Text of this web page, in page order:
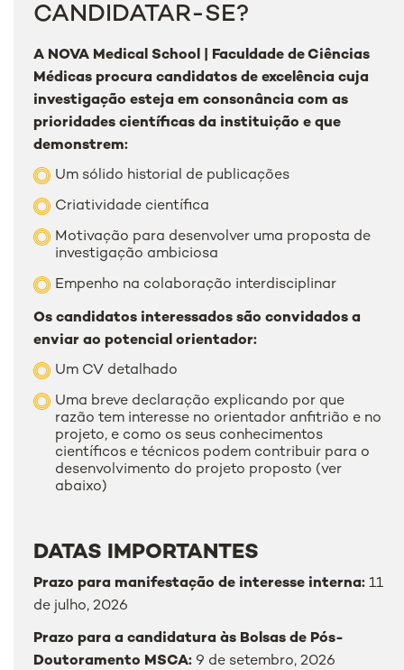
CANDIDATAR-SE?
A NOVA Medical School | Faculdade de Ciências
Médicas procura candidatos de excelência cuja
investigação esteja em consonância com as
prioridades científicas da instituição e que
demonstrem:
Um sólido historial de publicações
Criatividade científica
Motivação para desenvolver uma proposta de
investigação ambiciosa
Empenho na colaboração interdisciplinar
Os candidatos interessados são convidados a
enviar ao potencial orientador:
Um CV detalhado
Uma breve declaração explicando por que
razão tem interesse no orientador anfitrião e no
projeto, e como os seus conhecimentos
científicos e técnicos podem contribuir para o
desenvolvimento do projeto proposto (ver
abaixo)
DATAS IMPORTANTES
Prazo para manifestação de interesse interna:11
de julho, 2026
Prazo para a candidatura às Bolsas de Pós-
Doutoramento MSCA: 9 de setembro, 2026